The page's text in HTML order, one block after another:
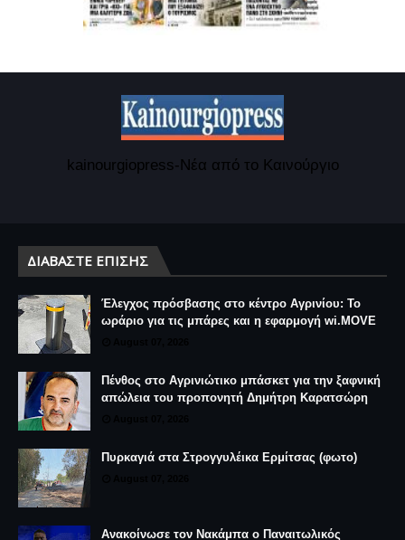
kainourgiopress-Νέα από το Καινούργιο
ΔΙΑΒΆΣΤΕ ΕΠΊΣΗΣ
Έλεγχος πρόσβασης στο κέντρο Αγρινίου: Το
ωράριο για τις μπάρες και η εφαρμογή wi.MOVE
Πένθος στο Αγρινιώτικο μπάσκετ για την ξαφνική
απώλεια του προπονητή Δημήτρη Καρατσώρη
Πυρκαγιά στα Στρογγυλέικα Ερμίτσας (φωτο)
Ανακοίνωσε τον Νακάμπα ο Παναιτωλικός